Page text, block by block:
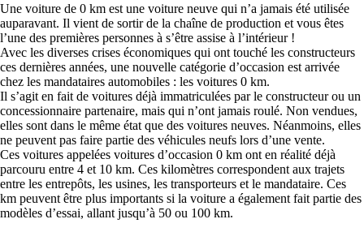
Une voiture de 0 km est une voiture neuve qui n’a jamais été utilisée
auparavant. Il vient de sortir de la chaîne de production et vous êtes
l’une des premières personnes à s’être assise à l’intérieur !
Avec les diverses crises économiques qui ont touché les constructeurs
ces dernières années, une nouvelle catégorie d’occasion est arrivée
chez les mandataires automobiles : les voitures 0 km.
Il s’agit en fait de voitures déjà immatriculées par le constructeur ou un
concessionnaire partenaire, mais qui n’ont jamais roulé. Non vendues,
elles sont dans le même état que des voitures neuves. Néanmoins, elles
ne peuvent pas faire partie des véhicules neufs lors d’une vente.
Ces voitures appelées voitures d’occasion 0 km ont en réalité déjà
parcouru entre 4 et 10 km. Ces kilomètres correspondent aux trajets
entre les entrepôts, les usines, les transporteurs et le mandataire. Ces
km peuvent être plus importants si la voiture a également fait partie des
modèles d’essai, allant jusqu’à 50 ou 100 km.